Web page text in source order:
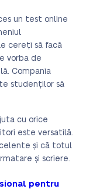
un test online
cereți să facă
vorba de
Compania
studenților să
cu orice
este versatilă.
și că totul
și scriere.
pentru